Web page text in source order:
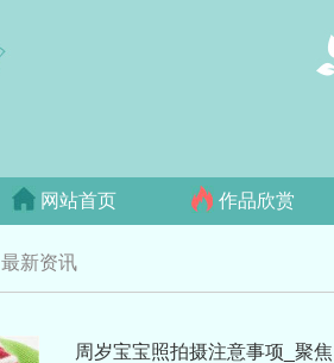
网站首页 作品欣赏
最新资讯
周岁宝宝照拍摄注意事项_聚